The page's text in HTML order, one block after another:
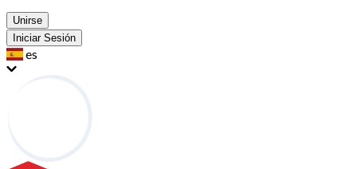
Unirse
Iniciar Sesión
es